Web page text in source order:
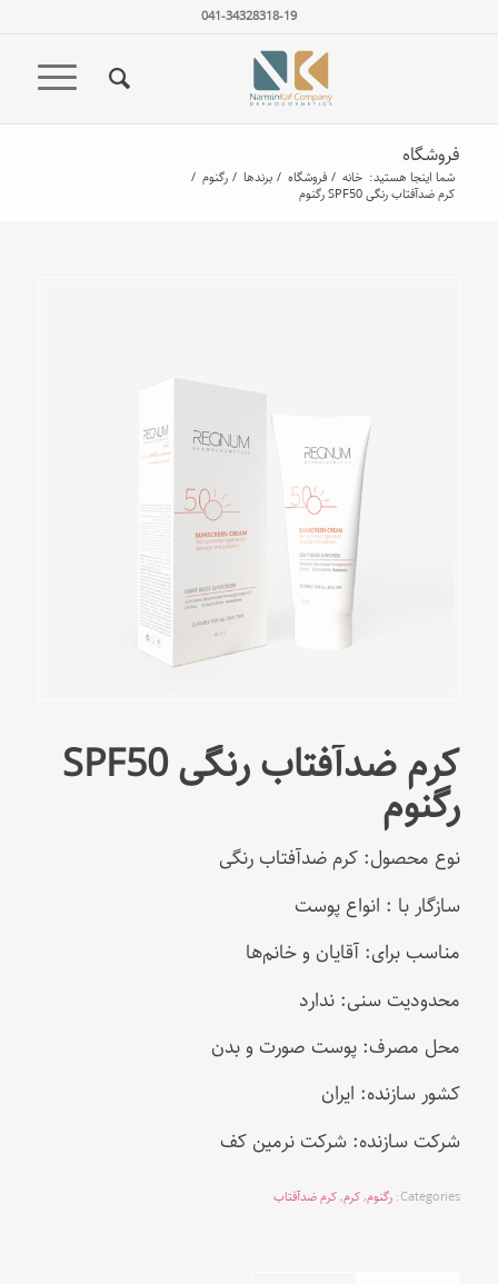
041-34328318-19
فروشگاه
شما اینجا هستید: خانه / فروشگاه / برندها / رگنوم /
کرم ضدآفتاب رنگی SPF50 رگنوم
کرم ضدآفتاب رنگی SPF50
رگنوم
نوع محصول: کرم ضدآفتاب رنگی
سازگار با : انواع پوست
مناسب برای: آقایان و خانم‌ها
محدودیت سنی: ندارد
محل مصرف: پوست صورت و بدن
کشور سازنده: ایران
شرکت سازنده: شرکت نرمین کف
Categories: رگنوم,کرم,کرم ضدآفتاب